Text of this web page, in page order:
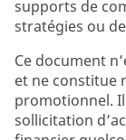
supports de
stratégies ou
Ce document
et ne constitue
promotionnel.
sollicitation